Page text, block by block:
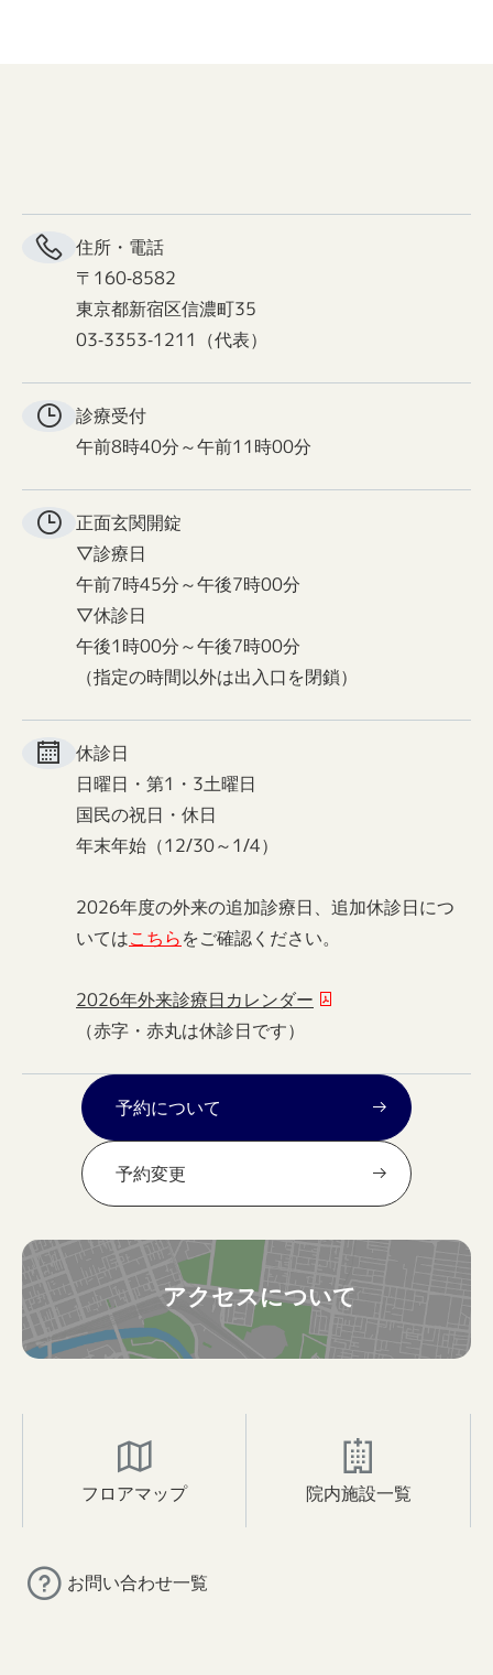
住所・電話
〒160-8582
東京都新宿区信濃町35
03-3353-1211（代表）
診療受付
午前8時40分～午前11時00分
正面玄関開錠
▽診療日
午前7時45分～午後7時00分
▽休診日
午後1時00分～午後7時00分
（指定の時間以外は出入口を閉鎖）
休診日
日曜日・第1・3土曜日
国民の祝日・休日
年末年始（12/30～1/4）
2026年度の外来の追加診療日、追加休診日につ
いてはこちらをご確認ください。
2026年外来診療日カレンダー
（赤字・赤丸は休診日です）
予約について
予約変更
アクセスについて
フロアマップ 院内施設一覧
お問い合わせ一覧